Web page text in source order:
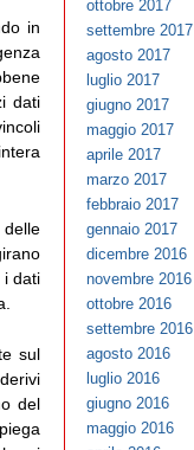
in
dati
i dati
sul
del
ottobre 2017
settembre 2017
agosto 2017
luglio 2017
giugno 2017
maggio 2017
aprile 2017
marzo 2017
febbraio 2017
gennaio 2017
dicembre 2016
novembre 2016
ottobre 2016
settembre 2016
agosto 2016
luglio 2016
giugno 2016
maggio 2016